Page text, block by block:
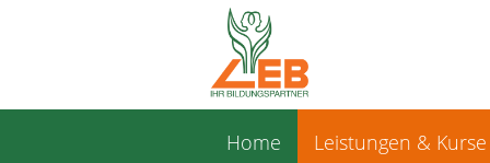
überspringen
Home Leistungen & Kurse